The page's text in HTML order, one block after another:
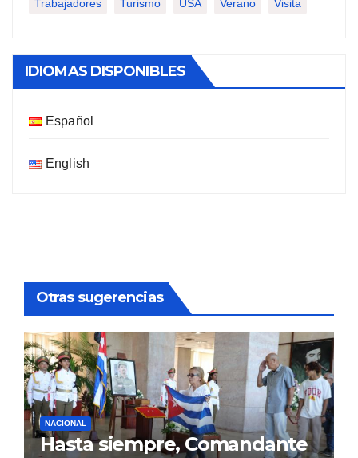
Trabajadores Turismo USA Verano Visita
IDIOMAS DISPONIBLES
Español
English
Otras sugerencias
NACIONAL
Hasta siempre, Comandante